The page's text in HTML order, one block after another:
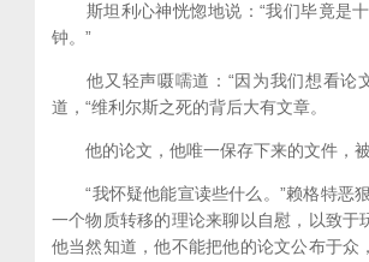
斯坦利心神恍惚地说：“我们毕竟是十
钟。”
他又轻声嗫嚅道：“因为我们想看论文
道，“维利尔斯之死的背后大有文章。
他的论文，他唯一保存下来的文件，被
“我怀疑他能宣读些什么。”赖格特恶狠
一个物质转移的理论来聊以自慰，以致于
他当然知道，他不能把他的论文公布于